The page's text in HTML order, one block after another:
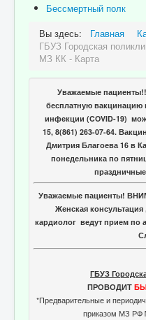
Бессмертный полк
Вы здесь:
Главная
ГБУЗ Городская
МЗ КК - Карта
Уважаемые
бесплатную вакцинацию
инфекции (COVID-19)
15, 8(861) 263-07-64.
Дмитрия Благоева 16 в
понедельника по
Уважаемые пациенты!
Женская
кардиолог ведут прием по
ГБУЗ
ПРОВОДИТ
*Предварительные и
приказом МЗ РФ